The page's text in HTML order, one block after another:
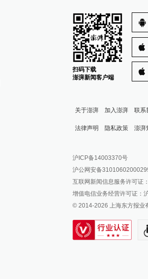
扫码下载
澎湃新闻客户端
关于澎湃 加入澎湃 联系
法律声明 隐私政策 澎湃
澎湃新闻公
澎湃新闻抖
派生万物开
IP
SIXTH TONE
报料邮箱:
沪ICP备14003370号
沪公网安备
互联网新闻信息服务许可证
增值电信业务经营许可证：
© 2014-2026 上海东方报业